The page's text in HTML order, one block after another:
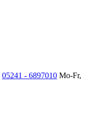
05241 - 6897010 Mo-Fr,